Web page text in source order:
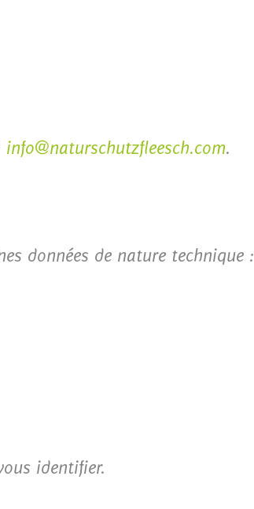
info@naturschutzfleesch.com.
données de nature technique :
identifier.